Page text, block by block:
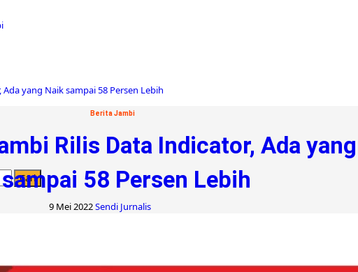
Berita Jambi
Rilis Data Indicator, Ada yang
58 Persen Lebih
9 Mei 2022Sendi Jurnalis